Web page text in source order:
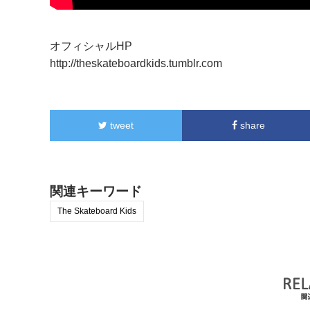
オフィシャルHP
http://theskateboardkids.tumblr.com
tweet share
関連キーワード
The Skateboard Kids